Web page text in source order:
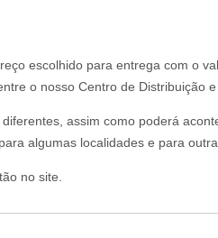
escolhido para entrega com o
o nosso Centro de Distribuição
assim como poderá
algumas localidades e para
no site.